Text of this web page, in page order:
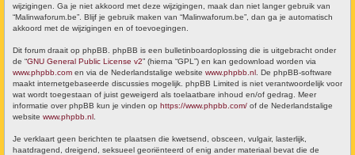
wijzigingen. Ga je niet akkoord met deze wijzigingen, maak dan niet langer gebruik van
“Malinwaforum.be”. Blijf je gebruik maken van “Malinwaforum.be”, dan ga je automatisch
akkoord met de wijzigingen en of toevoegingen.
Dit forum draait op phpBB. phpBB is een bulletinboardoplossing die is uitgebracht onder
de “GNU General Public License v2” (hierna “GPL”) en kan gedownload worden via
www.phpbb.com en via de Nederlandstalige website www.phpbb.nl . De phpBB-software
maakt internetgebaseerde discussies mogelijk. phpBB Limited is niet verantwoordelijk voor
wat wordt toegestaan of juist geweigerd als toelaatbare inhoud en/of gedrag. Meer
informatie over phpBB kun je vinden op https://www.phpbb.com/ of de Nederlandstalige
website www.phpbb.nl
Je verklaart geen berichten te plaatsen die kwetsend, obsceen, vulgair, lasterlijk,
haatdragend, dreigend, seksueel georiënteerd of enig ander materiaal bevat die de